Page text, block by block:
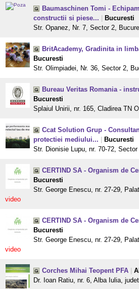
Baumaschinen Tomi -
constructii si piese...
Bucuresti
Str. Opanez, Nr. 7, Sector 2,
BritAcademy, Gradinita in
Bucuresti
Str. Olimpiadei, Nr. 36, Sector 2,
Bureau Veritas Romania -
Bucuresti
Splaiul Unirii, nr. 165, Cladirea TN
Ccat Solution Grup -
protectiei mediului...
Bucuresti
Str. Dionisie Lupu, nr. 70-72,
CERTIND SA - Organism de
Bucuresti
Str. George Enescu, nr. 27-29,
video
CERTIND SA - Organism de
Bucuresti
Str. George Enescu, nr. 27-29,
video
Corches Mihai Teopent PFA
Dr. Ioan Ratiu, nr. 6, Alba Iulia,